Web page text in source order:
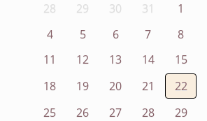
28 29 30 31 1
4
5 6 7 8
11
12 13 14 15
18
19 20 21 22
25
26 27 28 29